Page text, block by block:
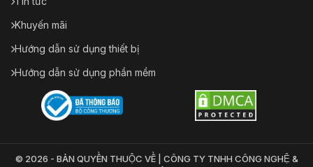
Môi trường
Điều kiện hoạt động
+140 °F) / Độ ẩm 95% trở xuống
Điều kiện lưu trữ
–30 °C đến +60 °C (–22 °F đến
+140 °F) / Độ ẩm 95% trở xuống
Xếp hạng bảo vệ IP66
Khuyến mãi
Hướng dẫn sử dụng thiết bị
Hướng dẫn sử dụng phần mềm
© 2026 - BẢN QUYỀN THUỘC VỀ | CÔNG TY TNHH CÔNG NGHỆ &